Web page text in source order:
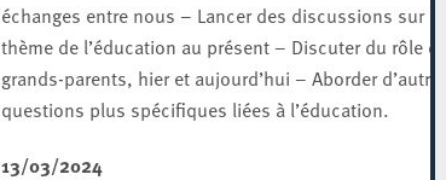
échanges entre nous – Lancer des discussions sur le
thème de l’éducation au présent – Discuter du rôle des
grands-parents, hier et aujourd’hui – Aborder d’autres
questions plus spécifiques liées à l’éducation.
13/03/2024